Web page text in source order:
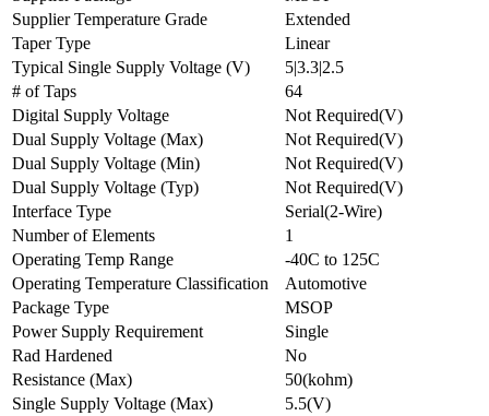
Supplier Temperature Grade
Extended
Taper Type
Linear
Typical Single Supply Voltage (V)
5|3.3|2.5
# of Taps
64
Digital Supply Voltage
Not Required(V)
Dual Supply Voltage (Max)
Not Required(V)
Dual Supply Voltage (Min)
Not Required(V)
Dual Supply Voltage (Typ)
Not Required(V)
Interface Type
Serial(2-Wire)
Number of Elements
1
Operating Temp Range
-40C to 125C
Operating Temperature Classification
Automotive
Package Type
MSOP
Power Supply Requirement
Single
Rad Hardened
No
Resistance (Max)
50(kohm)
Single Supply Voltage (Max)
5.5(V)